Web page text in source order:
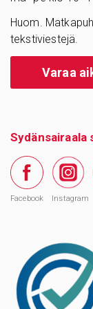
Huom.
tekstiviestejä.
Varaa
Sydänsairaala
Facebook Instagram